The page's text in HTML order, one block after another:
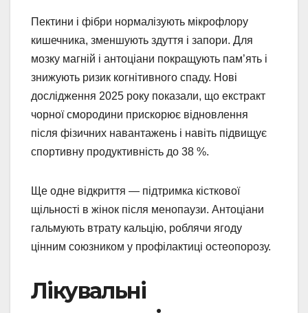
Пектини і фібри нормалізують мікрофлору
кишечника, зменшують здуття і запори. Для
мозку магній і антоціани покращують пам’ять і
знижують ризик когнітивного спаду. Нові
дослідження 2025 року показали, що екстракт
чорної смородини прискорює відновлення
після фізичних навантажень і навіть підвищує
спортивну продуктивність до 38 %.
Ще одне відкриття — підтримка кісткової
щільності в жінок після менопаузи. Антоціани
гальмують втрату кальцію, роблячи ягоду
цінним союзником у профілактиці остеопорозу.
Лікувальні